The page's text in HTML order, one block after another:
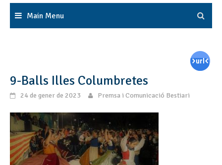
Main Menu
9-Balls Illes Columbretes
24 de gener de 2023 Premsa i Comunicació Bestiari